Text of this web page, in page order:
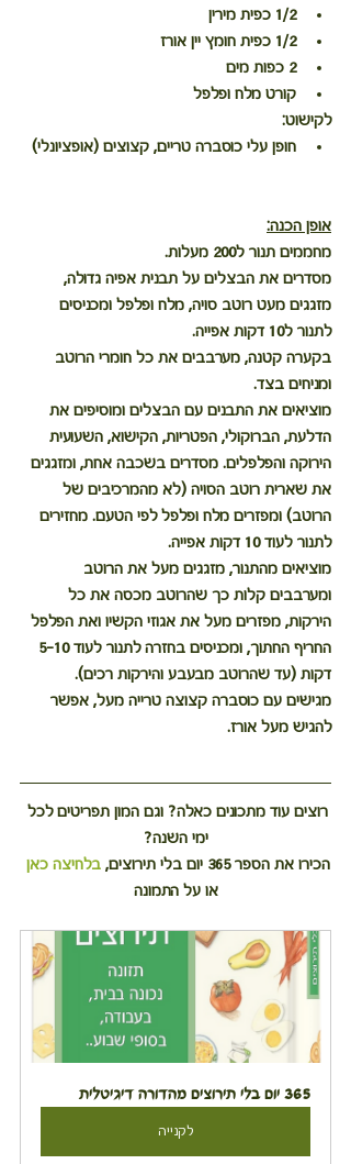
1/2 כפית מירין
1/2 כפית חומץ יין אורז
2 כפות מים
קורט מלח ופלפל
לקישוט:
חופן עלי כוסברה טריים, קצוצים (אופציונלי)
אופן הכנה:
מחממים תנור ל200 מעלות.
מסדרים את הבצלים על תבנית אפיה גדולה,
מזגגים מעט רוטב סויה, מלח ופלפל ומכניסים
לתנור ל10 דקות אפייה.
בקערה קטנה, מערבבים את כל חומרי הרוטב
ומניחים בצד.
מוציאים את התבנים עם הבצלים ומוסיפים את
הדלעת, הברוקולי, הפטריות, הקישוא, השעועית
הירוקה והפלפלים. מסדרים בשכבה אחת, ומזגגים
את שארית רוטב הסויה (לא מהמרכיבים של
הרוטב) ומפזרים מלח ופלפל לפי הטעם. מחזירים
לתנור לעוד 10 דקות אפייה.
מוציאים מהתנור, מזגגים מעל את הרוטב
ומערבבים קלות כך שהרוטב מכסה את כל
הירקות, מפזרים מעל את אגוזי הקשיו ואת הפלפל
דקות (עד שהרוטב מבעבע והירקות רכים).
מגישים עם כוסברה קצוצה טרייה מעל, אפשר
להגיש מעל אורז.
רוצים עוד מתכונים כאלה? וגם המון תפריטים לכל
ימי השנה?
הכירו את הספר 365 יום בלי תירוצים,
בלחיצה כאן
או על התמונה
365 יום בלי תירוצים מהדורה דיגיטלית
לקנייה